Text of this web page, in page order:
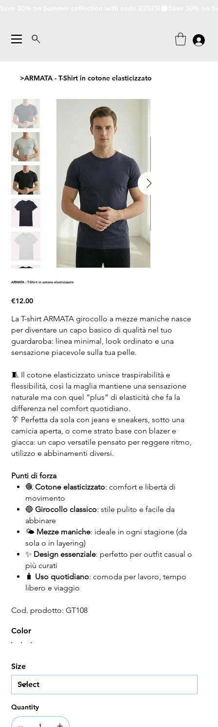
>ARMATA - T-Shirt in cotone elasticizzato
ARMATA - T-Shirt in cotone elasticizzato
Price
€12.00
La T-shirt ARMATA girocollo a mezze maniche nasce
per diventare un capo basico di qualità nel tuo
guardaroba: linea minimal, look ordinato e una
sensazione piacevole sulla tua pelle.
🧵 Il cotone elasticizzato unisce traspirabilità e
flessibilità, così la maglia mantiene una sensazione
naturale ma con quel “plus” di elasticità che fa la
differenza nel comfort quotidiano.
👔 Perfetta da sola con jeans e sneakers, sotto una
camicia aperta, o come strato base con blazer e
giacca: un capo versatile pensato per reggere ritmo,
utilizzo e abbinamenti diversi.
Punti di forza
🧶 Cotone elasticizzato: comfort e libertà di
movimento
🔵 Girocollo classico: stile pulito e facile da
abbinare
🌤️ Mezze maniche: ideale in ogni stagione (da
sola o in layering)
✨ Design essenziale: perfetto per outfit casual o
più curati
🧳 Uso quotidiano: comoda per lavoro, tempo
libero e viaggio
Cod. prodotto: GT108
Color
Size
Quantity